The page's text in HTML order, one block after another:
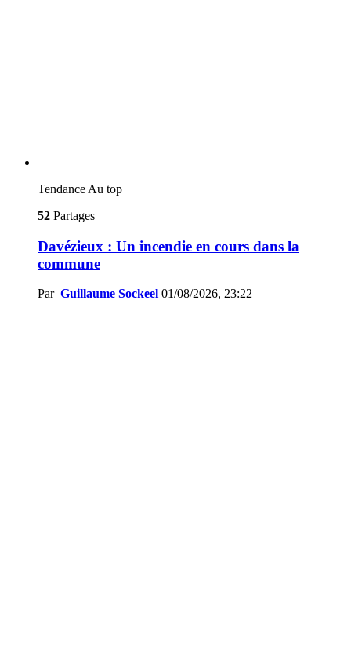
Tendance Au top
52 Partages
Davézieux : Un incendie en cours dans la
commune
Par Guillaume Sockeel 01/08/2026, 23:22